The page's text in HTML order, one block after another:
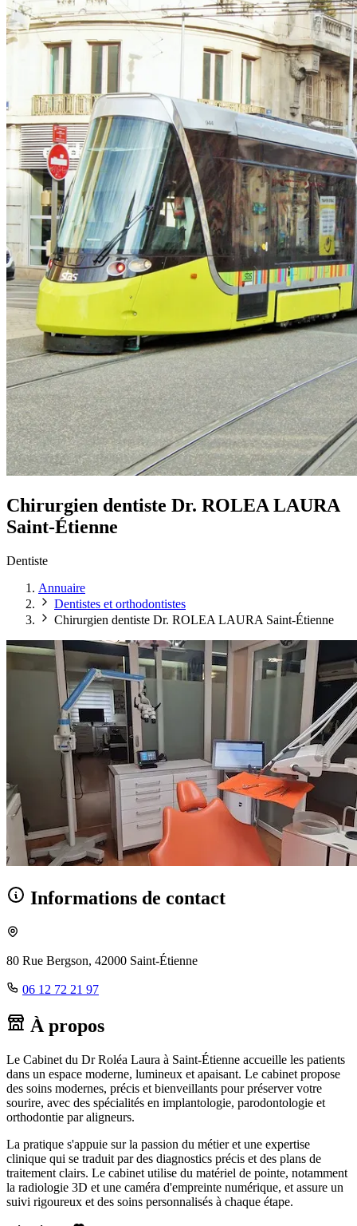
Chirurgien dentiste Dr. ROLEA LAURA
Saint-Étienne
Dentiste
Annuaire
Dentistes et orthodontistes
Chirurgien dentiste Dr. ROLEA LAURA Saint-Étienne
Informations de contact
80 Rue Bergson, 42000 Saint-Étienne
06 12 72 21 97
À propos
Le Cabinet du Dr Roléa Laura à Saint-Étienne accueille les patients
dans un espace moderne, lumineux et apaisant. Le cabinet propose
des soins modernes, précis et bienveillants pour préserver votre
sourire, avec des spécialités en implantologie, parodontologie et
orthodontie par aligneurs.
La pratique s'appuie sur la passion du métier et une expertise
clinique qui se traduit par des diagnostics précis et des plans de
traitement clairs. Le cabinet utilise du matériel de pointe, notamment
la radiologie 3D et une caméra d'empreinte numérique, et assure un
suivi rigoureux et des soins personnalisés à chaque étape.